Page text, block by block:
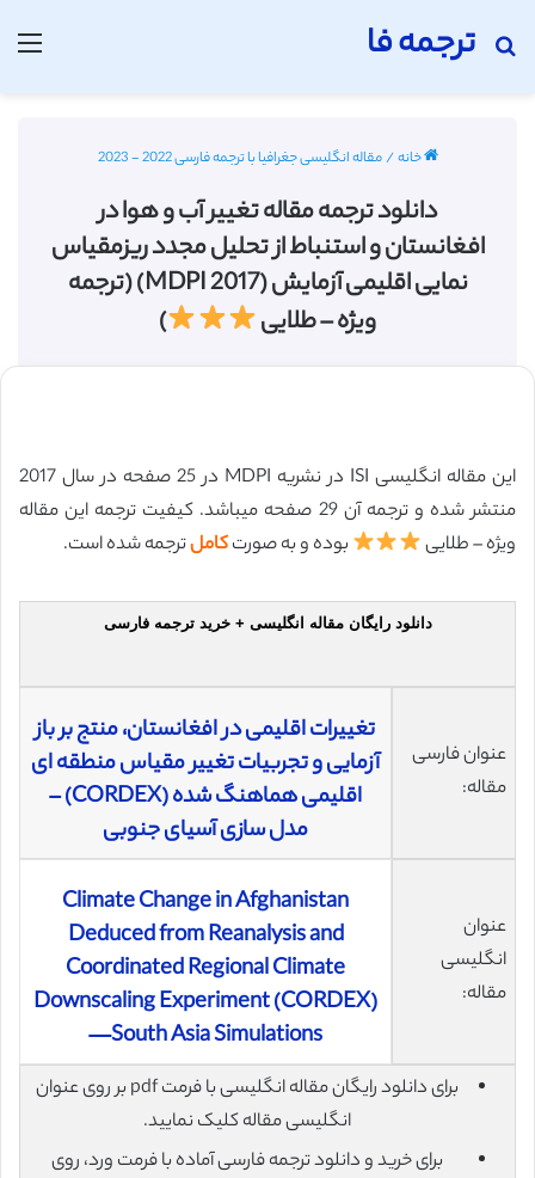
ترجمه فا
جستجو برای
خانه/مقاله انگلیسی جغرافیا با ترجمه فارسی 2022 - 2023
دانلود ترجمه مقاله تغییر آب و هوا در
افغانستان و استنباط از تحلیل مجدد ریزمقیاس
نمایی اقلیمی آزمایش (MDPI 2017) (ترجمه
ویژه – طلایی
)
این مقاله انگلیسی ISI در نشریه MDPI در 25 صفحه در سال 2017
منتشر شده و ترجمه آن 29 صفحه میباشد. کیفیت ترجمه این مقاله
ویژه – طلایی
بوده و به صورتکاملترجمه شده است.
دانلود رایگان مقاله انگلیسی + خرید ترجمه فارسی
عنوان فارسی
مقاله:
تغییرات اقلیمی در افغانستان، منتج بر باز
آزمایی و تجربیات تغییر مقیاس منطقه ای
اقلیمی هماهنگ شده (CORDEX) –
مدل سازی آسیای جنوبی
عنوان
انگلیسی
مقاله:
Climate Change in Afghanistan
Deduced from Reanalysis and
Coordinated Regional Climate
Downscaling Experiment (CORDEX)
—South Asia Simulations
برای دانلود رایگان مقاله انگلیسی با فرمت pdf بر روی عنوان
انگلیسی مقاله کلیک نمایید.
برای خرید و دانلود ترجمه فارسی آماده با فرمت ورد، روی